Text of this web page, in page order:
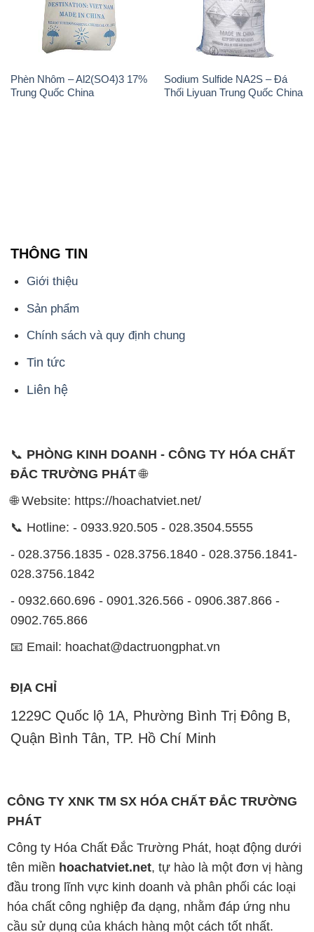
Phèn Nhôm – Al2(SO4)3 17%
Trung Quốc China
Sodium Sulfide NA2S – Đá
Thối Liyuan Trung Quốc China
THÔNG TIN
Giới thiệu
Sản phẩm
Chính sách và quy định chung
Tin tức
Liên hệ
📞 PHÒNG KINH DOANH - CÔNG TY HÓA CHẤT
ĐẮC TRƯỜNG PHÁT🌐
🌐 Website: https://hoachatviet.net/
📞 Hotline: - 0933.920.505 - 028.3504.5555
- 028.3756.1835 - 028.3756.1840 - 028.3756.1841-
028.3756.1842
- 0932.660.696 - 0901.326.566 - 0906.387.866 -
0902.765.866
📧 Email: hoachat@dactruongphat.vn
ĐỊA CHỈ
1229C Quốc lộ 1A, Phường Bình Trị Đông B,
Quận Bình Tân, TP. Hồ Chí Minh
CÔNG TY XNK TM SX HÓA CHẤT ĐẮC TRƯỜNG
PHÁT
Công ty Hóa Chất Đắc Trường Phát, hoạt động dưới
tên miền hoachatviet.net, tự hào là một đơn vị hàng
đầu trong lĩnh vực kinh doanh và phân phối các loại
hóa chất công nghiệp đa dạng, nhằm đáp ứng nhu
cầu sử dụng của khách hàng một cách tốt nhất.